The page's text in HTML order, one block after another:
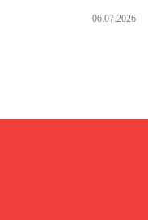
06.07.2026